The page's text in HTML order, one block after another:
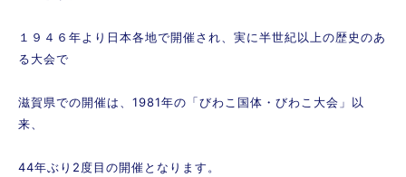
１９４６年より日本各地で開催され、実に半世紀以上の歴史のあ
る大会で
滋賀県での開催は、1981年の「びわこ国体・びわこ大会」以
来、
44年ぶり2度目の開催となります。